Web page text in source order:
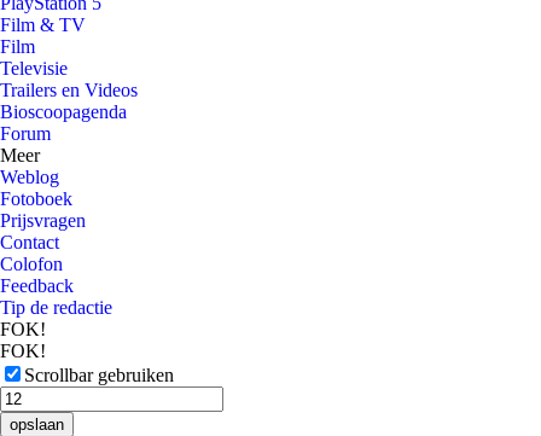
Film & TV
Film
Televisie
Trailers en Videos
Bioscoopagenda
Forum
Meer
Weblog
Fotoboek
Prijsvragen
Contact
Colofon
Feedback
Tip de redactie
FOK!
FOK!
Scrollbar gebruiken
opslaan